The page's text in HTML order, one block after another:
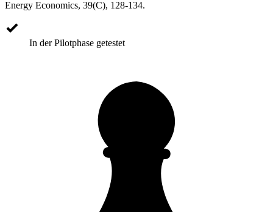
Energy Economics, 39(C), 128-134.
In der Pilotphase getestet